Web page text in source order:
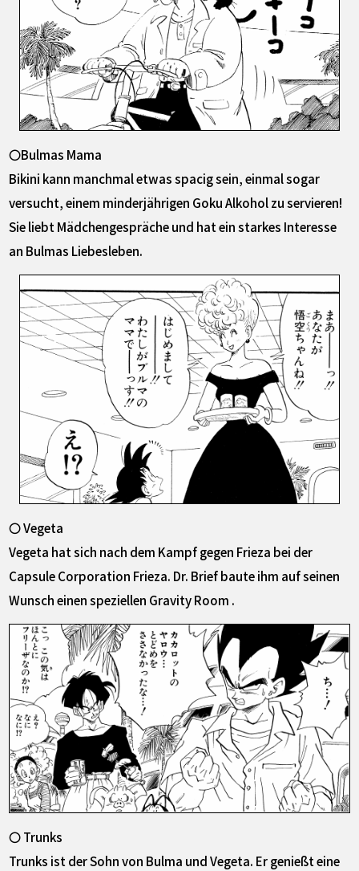
〇Bulmas Mama
Bikini kann manchmal etwas spacig sein, einmal sogar
versucht, einem minderjährigen Goku Alkohol zu servieren!
Sie liebt Mädchengespräche und hat ein starkes Interesse
an Bulmas Liebesleben.
〇 Vegeta
Vegeta hat sich nach dem Kampf gegen Frieza bei der
Capsule Corporation Frieza. Dr. Brief baute ihm auf seinen
Wunsch einen speziellen Gravity Room .
〇 Trunks
Trunks ist der Sohn von Bulma und Vegeta. Er genießt eine